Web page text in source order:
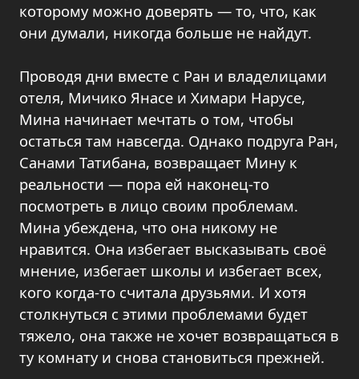
которому можно доверять — то, что, как
они думали, никогда больше не найдут.
Проводя дни вместе с Ран и владелицами
отеля, Мичико Янасе и Химари Нарусе,
Мина начинает мечтать о том, чтобы
остаться там навсегда. Однако подруга Ран,
Санами Татибана, возвращает Мину к
реальности — пора ей наконец-то
посмотреть в лицо своим проблемам.
Мина убеждена, что она никому не
нравится. Она избегает высказывать своё
мнение, избегает школы и избегает всех,
кого когда-то считала друзьями. И хотя
столкнуться с этими проблемами будет
тяжело, она также не хочет возвращаться в
ту комнату и снова становиться прежней.